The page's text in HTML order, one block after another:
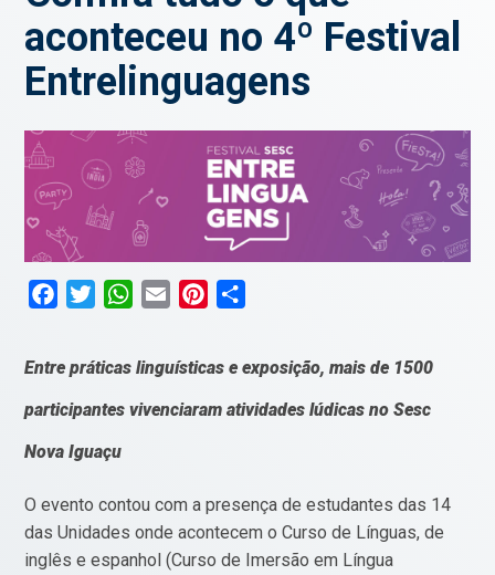
aconteceu no 4º Festival
Entrelinguagens
FacebookTwitterWhatsApp
Email Pinterest
Entre práticas linguísticas e exposição, mais de 1500
participantes vivenciaram atividades lúdicas no Sesc
Nova Iguaçu
O evento contou com a presença de estudantes das 14
das Unidades onde acontecem o Curso de Línguas, de
inglês e espanhol (Curso de Imersão em Língua